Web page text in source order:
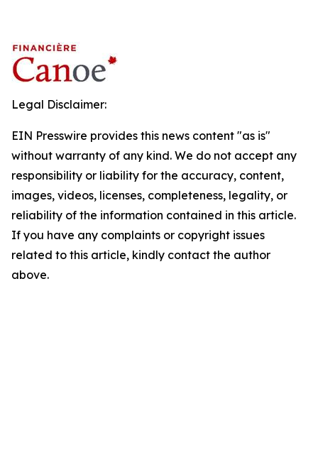
Legal Disclaimer:
EIN Presswire provides this news content "as is"
without warranty of any kind. We do not accept any
responsibility or liability for the accuracy, content,
images, videos, licenses, completeness, legality, or
reliability of the information contained in this article.
If you have any complaints or copyright issues
related to this article, kindly contact the author
above.